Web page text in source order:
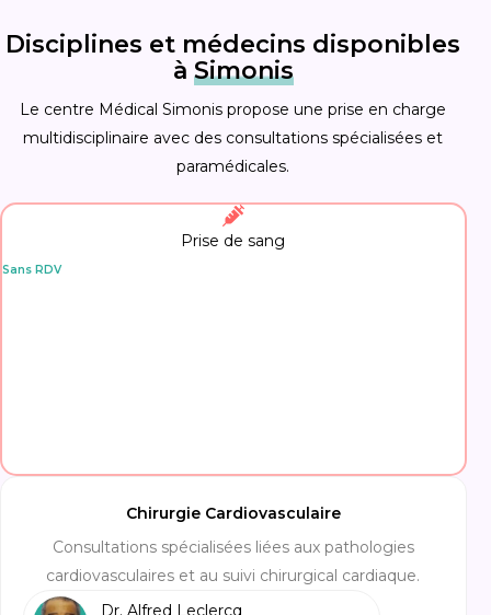
Disciplines et médecins disponibles
à Simonis
Le centre Médical Simonis propose une prise en charge
multidisciplinaire avec des consultations spécialisées et
paramédicales.
Prise de sang
Sans RDV
Chirurgie Cardiovasculaire
Consultations spécialisées liées aux pathologies
cardiovasculaires et au suivi chirurgical cardiaque.
Dr. Alfred Leclercq